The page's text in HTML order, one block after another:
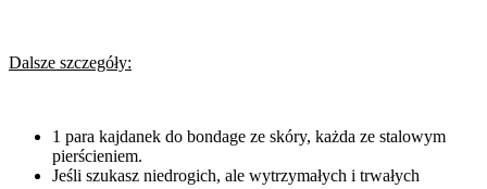
Dalsze szczegóły:
1 para kajdanek do bondage ze skóry, każda ze stalowym
pierścieniem.
Jeśli szukasz niedrogich, ale wytrzymałych i trwałych